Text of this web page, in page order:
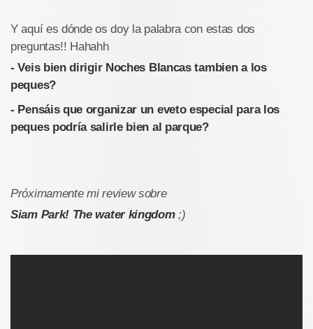
Y aquí es dónde os doy la palabra con estas dos
preguntas!! Hahahh
- Veis bien dirigir Noches Blancas tambien a los
peques?
- Pensáis que organizar un eveto especial para los
peques podría salirle bien al parque?
Próximamente mi review sobre
Siam Park! The water kingdom;)